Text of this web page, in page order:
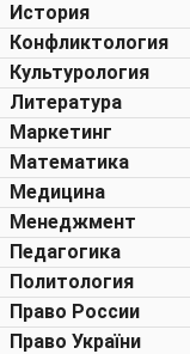
История
Конфликтология
Культурология
Литература
Маркетинг
Математика
Медицина
Менеджмент
Педагогика
Политология
Право России
Право України